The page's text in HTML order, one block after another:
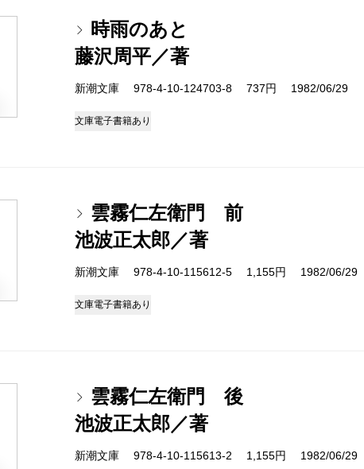
時雨のあと
藤沢周平／著
新潮文庫 978-4-10-124703-8 737円 1982/06/29
文庫電子書籍あり
雲霧仁左衛門 前
池波正太郎／著
新潮文庫 978-4-10-115612-5 1,155円 1982/06/29
文庫電子書籍あり
雲霧仁左衛門 後
池波正太郎／著
新潮文庫 978-4-10-115613-2 1,155円 1982/06/29